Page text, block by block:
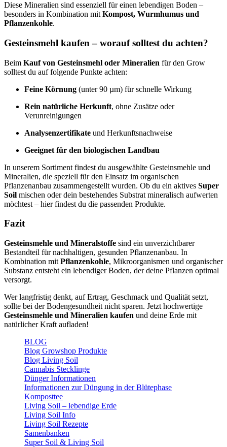
Diese Mineralien sind essenziell für einen lebendigen Boden –
besonders in Kombination mit Kompost, Wurmhumus und
Pflanzenkohle.
Gesteinsmehl kaufen – worauf solltest du achten?
Beim Kauf von Gesteinsmehl oder Mineralien für den Grow
solltest du auf folgende Punkte achten:
Feine Körnung (unter 90 µm) für schnelle Wirkung
Rein natürliche Herkunft, ohne Zusätze oder
Verunreinigungen
Analysenzertifikate und Herkunftsnachweise
Geeignet für den biologischen Landbau
In unserem Sortiment findest du ausgewählte Gesteinsmehle und
Mineralien, die speziell für den Einsatz im organischen
Pflanzenanbau zusammengestellt wurden. Ob du ein aktives Super
Soil mischen oder dein bestehendes Substrat mineralisch aufwerten
möchtest – hier findest du die passenden Produkte.
Fazit
Gesteinsmehle und Mineralstoffe sind ein unverzichtbarer
Bestandteil für nachhaltigen, gesunden Pflanzenanbau. In
Kombination mit Pflanzenkohle, Mikroorganismen und organischer
Substanz entsteht ein lebendiger Boden, der deine Pflanzen optimal
versorgt.
Wer langfristig denkt, auf Ertrag, Geschmack und Qualität setzt,
sollte bei der Bodengesundheit nicht sparen. Jetzt hochwertige
Gesteinsmehle und Mineralien kaufen und deine Erde mit
natürlicher Kraft aufladen!
BLOG
Blog Growshop Produkte
Blog Living Soil
Cannabis Stecklinge
Dünger Informationen
Informationen zur Düngung in der Blütephase
Komposttee
Living Soil – lebendige Erde
Living Soil Info
Living Soil Rezepte
Samenbanken
Super Soil & Living Soil